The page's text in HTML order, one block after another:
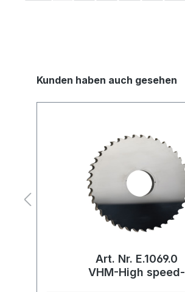
Kunden haben auch gesehen
Art. Nr. E.1069.0
VHM-High speed-